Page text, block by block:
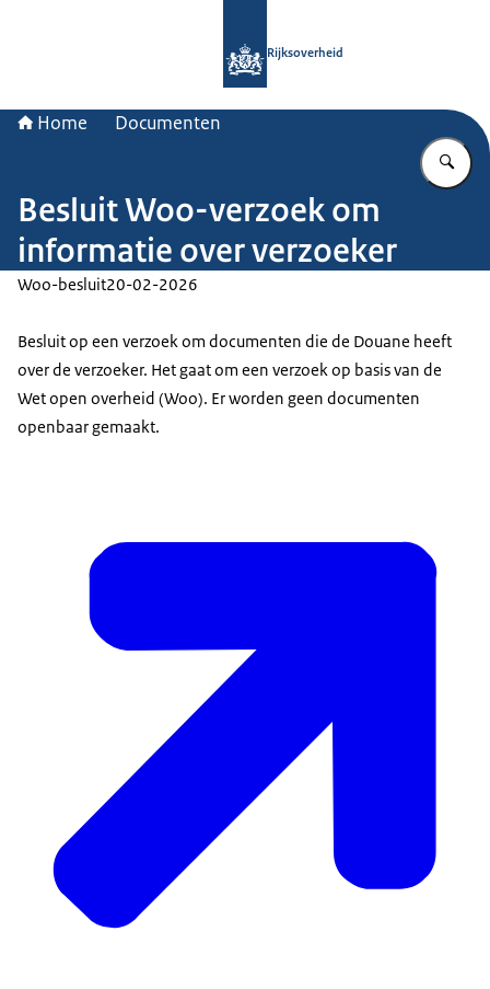
Rijksoverheid
Home Documenten
Besluit Woo-verzoek om
informatie over verzoeker
Woo-besluit20-02-2026
Besluit op een verzoek om documenten die de Douane heeft
over de verzoeker. Het gaat om een verzoek op basis van de
Wet open overheid (Woo). Er worden geen documenten
openbaar gemaakt.